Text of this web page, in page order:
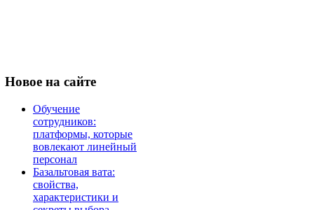
Новое на сайте
Обучение
сотрудников:
платформы, которые
вовлекают линейный
персонал
Базальтовая вата:
свойства,
характеристики и